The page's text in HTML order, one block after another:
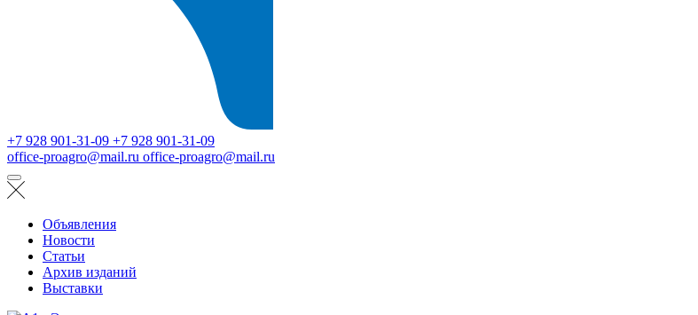
+7 928 901-31-09 +7 928 901-31-09
office-proagro@mail.ru office-proagro@mail.ru
Объявления
Новости
Статьи
Архив изданий
Выставки